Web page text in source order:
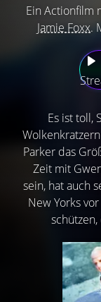
Ein Actionfilm
Jamie Foxx.
Es ist toll,
Parker das
Zeit mit
sein, hat auch
New Yorks